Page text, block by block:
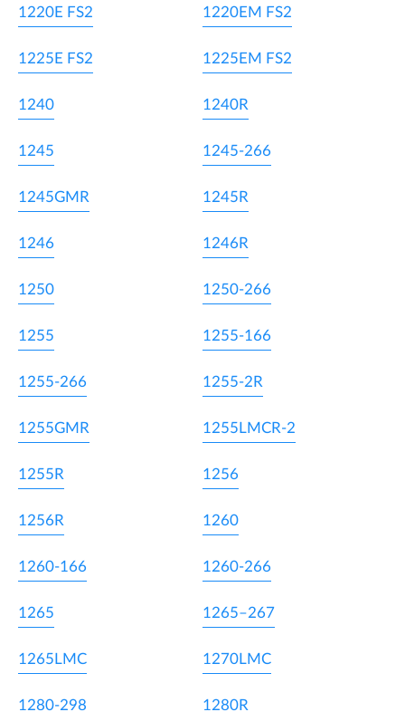
1220E FS2 1220EM FS2
1225E FS2 1225EM FS2
1240 1240R
1245 1245-266
1245GMR 1245R
1246 1246R
1250 1250-266
1255 1255-166
1255-266 1255-2R
1255GMR 1255LMCR-2
1255R 1256
1256R 1260
1260-166 1260-266
1265 1265–267
1265LMC 1270LMC
1280-298 1280R